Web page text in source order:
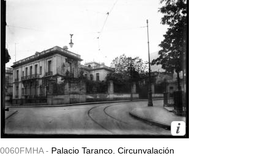
0060FMHA - Palacio Taranco. Circunvalación